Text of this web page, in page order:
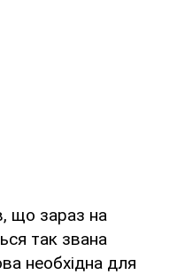
що зараз на
так звана
необхідна для